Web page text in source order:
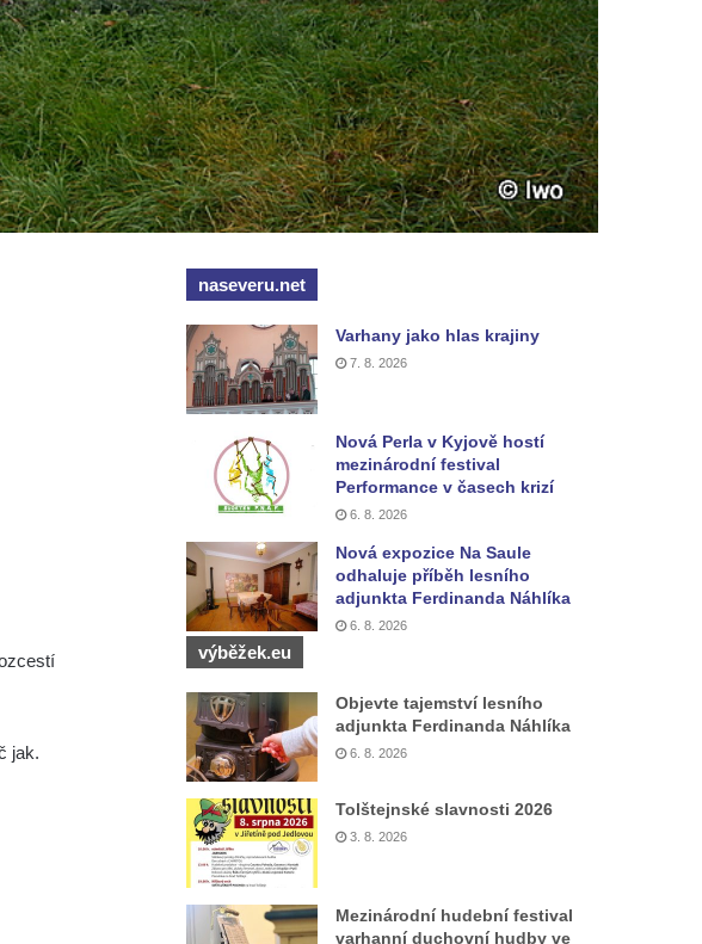
jak.
naseveru.net
Varhany jako hlas krajiny
7. 8. 2026
Nová Perla v Kyjově hostí
mezinárodní festival
Performance v časech krizí
6. 8. 2026
Nová expozice Na Saule
odhaluje příběh lesního
adjunkta Ferdinanda Náhlíka
6. 8. 2026
výběžek.eu
Objevte tajemství lesního
adjunkta Ferdinanda Náhlíka
6. 8. 2026
Tolštejnské slavnosti 2026
3. 8. 2026
Mezinárodní hudební festival
varhanní duchovní hudby ve